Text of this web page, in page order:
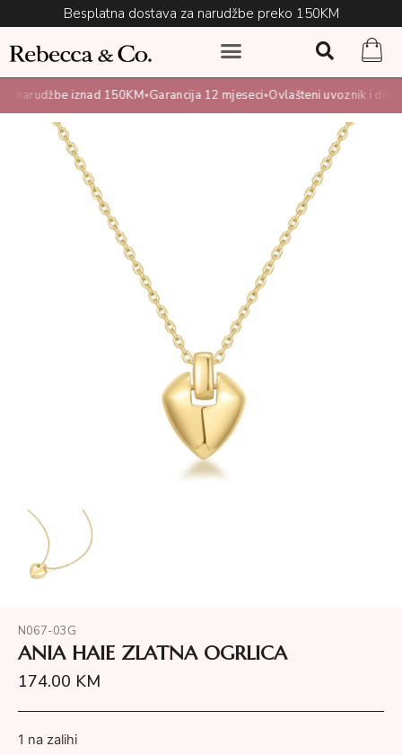
Besplatna dostava za narudžbe preko 150KM
narudžbe iznad 150KM•Garancija 12 mjeseci•Ovlašteni uvoznik i
N067-03G
ANIA HAIE ZLATNA OGRLICA
174.00 KM
1 na zalihi